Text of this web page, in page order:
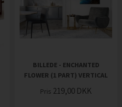
BILLEDE - ENCHANTED
FLOWER (1 PART) VERTICAL
Pris 219,00 DKK